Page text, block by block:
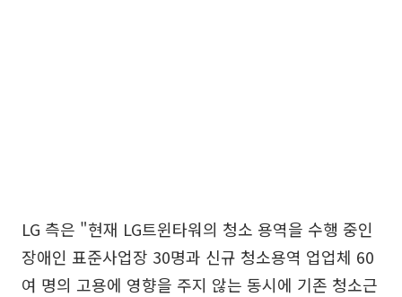
LG 측은 "현재 LG트윈타워의 청소 용역을 수행 중인
장애인 표준사업장 30명과 신규 청소용역 업업체 60
여 명의 고용에 영향을 주지 않는 동시에 기존 청소근